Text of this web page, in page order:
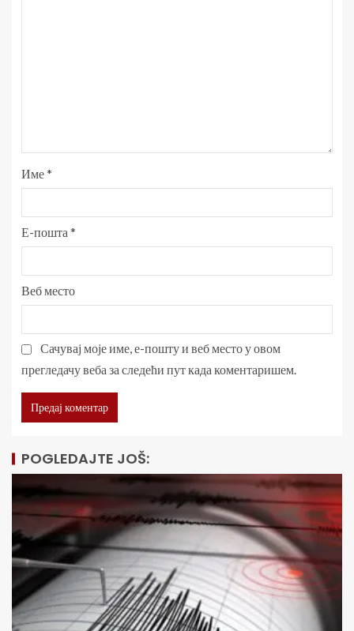
Име*
Е-пошта *
Веб место
Сачувај моје име, е-пошту и веб место у овом
прегледачу веба за следећи пут када коментаришем.
POGLEDAJTE JOŠ: